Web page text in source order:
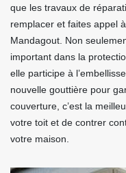
que les travaux de
remplacer et faites appel
Mandagout. Non
important dans la
elle participe à
nouvelle gouttière pour
couverture, c’est la
votre toit et de contrer
votre maison.